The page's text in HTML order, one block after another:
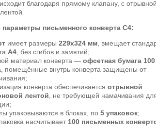
благодаря прямому клапану, с отрывной
параметры письменного конверта C4:
имеет размеры 229х324 мм , вмещает
А4 , без сгибов и замятий;
материал конверта — офсетная бумага 100
помещённые внутрь конверта защищены от
конверта обеспечивается отрывной
лентой , не требующей намачивания
упаковываются в блоках, по 5 упаковок;
насчитывает 100 письменных